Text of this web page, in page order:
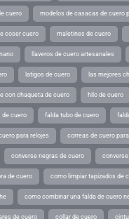
cuero modelos de casacas de cuero
coser cuero maletines de cuero
llaveros de cuero artesanales
latigos de cuero las mejores
con chaqueta de cuero hilo de cuero
de cuero falda tubo de cuero
para relojes correas de cuero
converse negras de cuero
de cuero como limpiar tapizados de
como combinar una falda de cuero
de cuero collar de cuero